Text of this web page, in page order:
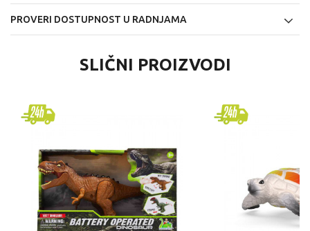
PROVERI DOSTUPNOST U RADNJAMA
SLIČNI PROIZVODI